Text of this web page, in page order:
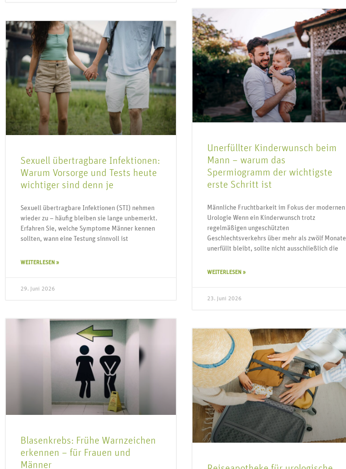
Sexuell übertragbare Infektionen:
Warum Vorsorge und Tests heute
wichtiger sind denn je
Sexuell übertragbare Infektionen (STI) nehmen
wieder zu – häufig bleiben sie lange unbemerkt.
Erfahren Sie, welche Symptome Männer kennen
sollten, wann eine Testung sinnvoll ist
WEITERLESEN »
29. Juni 2026
Unerfüllter Kinderwunsch beim
Mann – warum das
Spermiogramm der wichtigste
erste Schritt ist
Männliche Fruchtbarkeit im Fokus der modernen
Urologie Wenn ein Kinderwunsch trotz
regelmäßigen ungeschützten
Geschlechtsverkehrs über mehr als zwölf Monate
unerfüllt bleibt, sollte nicht ausschließlich die
WEITERLESEN »
23. Juni 2026
Blasenkrebs: Frühe Warnzeichen
erkennen – für Frauen und
Männer